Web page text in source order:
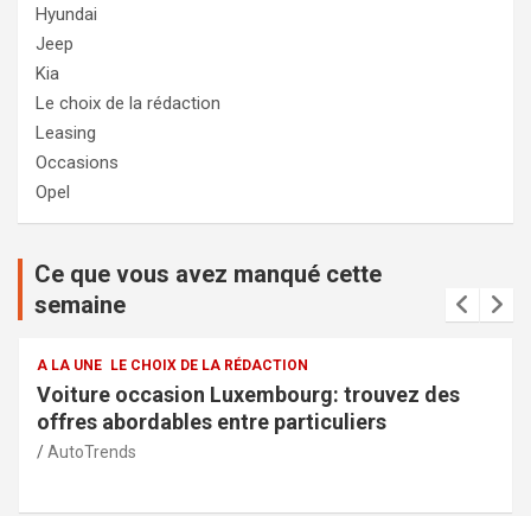
Hyundai
Jeep
Kia
Le choix de la rédaction
Leasing
Occasions
Opel
Ce que vous avez manqué cette
semaine
A LA UNE LE CHOIX DE LA RÉDACTION
Services de la police municipale à
sécurité et transparence pour la
AutoTrends